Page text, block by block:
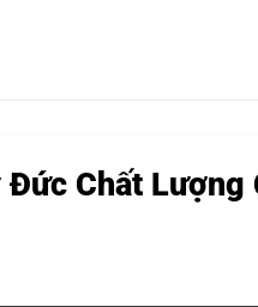
Chất Lượng